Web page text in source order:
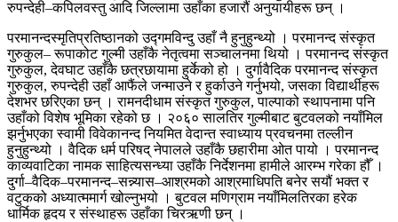
रुपन्देही–कपिलवस्तु आदि जिल्लामा उहाँका हजारौं अनुयायीहरू छन् ।
परमानन्दस्मृतिप्रतिष्ठानको उद्गमविन्दु उहाँ नै हुनुहुन्थ्यो । परमानन्द संस्कृत
गुरुकुल– रूपाकोट गुल्मी उहाँकै नेतृत्वमा सञ्चालनमा थियो । परमानन्द संस्कृत
गुरुकुल, देवघाट उहाँकै छत्रछायामा हुर्केको हो । दुर्गावैदिक परमानन्द संस्कृत
गुरुकुल, रुपन्देही उहाँ आफैंले जन्माउने र हुर्काउने गर्नुभयो, जसका विद्यार्थीहरू
देशभर छरिएका छन् । रामनदीधाम संस्कृत गुरुकुल, पाल्पाको स्थापनामा पनि
उहाँको विशेष भूमिका रहेको छ । २०६० सालतिर गुल्मीबाट बुटवलको नयाँमिल
झर्नुभएका स्वामी विवेकानन्द नियमित वेदान्त स्वाध्याय प्रवचनमा तल्लीन
हुनुहुन्थ्यो । वैदिक धर्म परिषद् नेपालले उहाँकै छहारीमा ओत पायो । परमानन्द
काव्यवाटिका नामक साहित्यसन्ध्या उहाँकै निर्देशनमा हामीले आरम्भ गरेका हौँ ।
दुर्गा–वैदिक–परमानन्द–सन्न्यास–आश्रमको आश्रमाधिपति बनेर सयौं भक्त र
वटुकको अध्यात्ममार्ग खोल्नुभयो । बुटवल मणिग्राम नयाँमिलतिरका हरेक
धार्मिक हृदय र संस्थाहरू उहाँका चिरऋणी छन् ।